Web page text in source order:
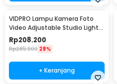
VIDPRO Lampu Kamera Foto
Video Adjustable Studio Light
Kit 416 LED 30W - LED-416
Rp208.200
Rp285.900 28%
+ Keranjang